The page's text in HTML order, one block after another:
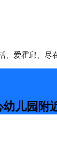
爱霍邱、尽
儿园附